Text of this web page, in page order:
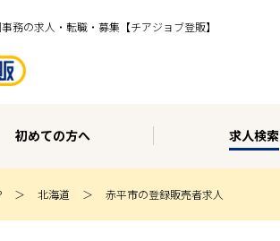
務の求人・転職・募集【チアジョブ登販】
初めての方へ 求人検索
北海道 赤平市の登録販売者求人